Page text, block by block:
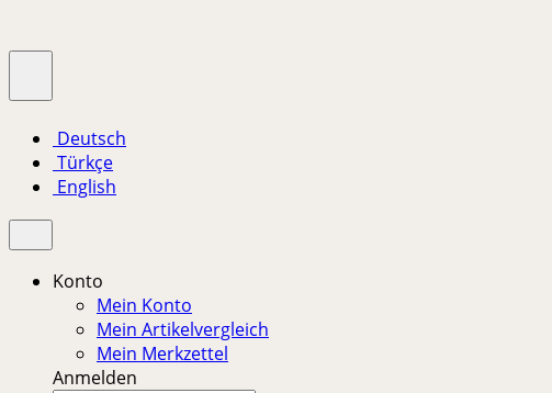
Deutsch
Türkçe
English
Konto
Mein Konto
Mein Artikelvergleich
Mein Merkzettel
Anmelden